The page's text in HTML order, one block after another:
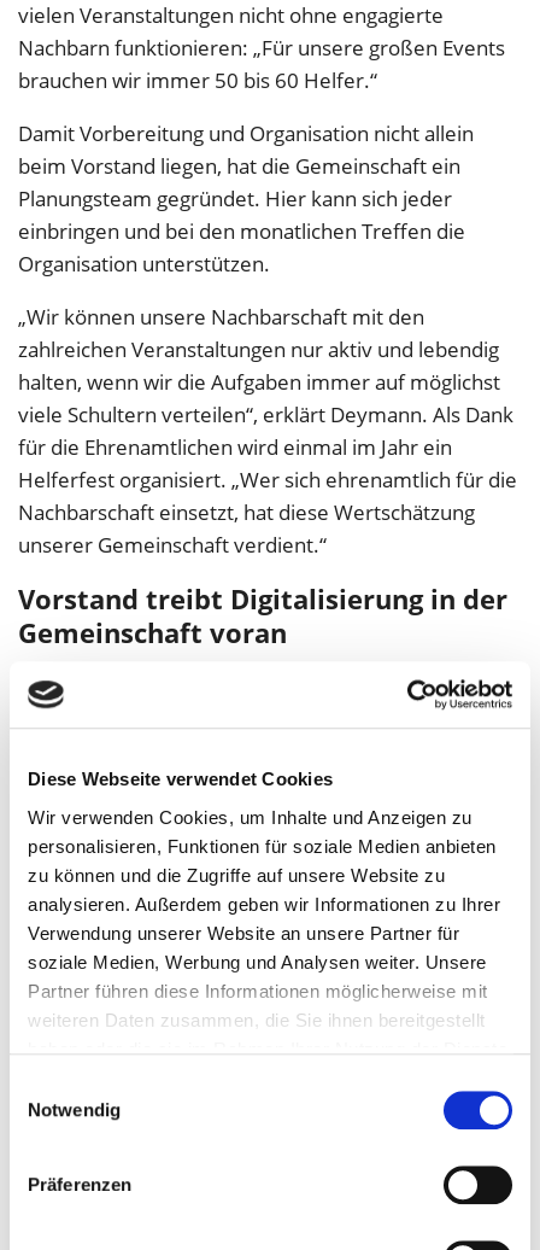
Diese Webseite verwendet Cookies
Wir verwenden Cookies, um Inhalte und Anzeigen zu
personalisieren, Funktionen für soziale Medien anbieten
zu können und die Zugriffe auf unsere Website zu
analysieren. Außerdem geben wir Informationen zu Ihrer
Verwendung unserer Website an unsere Partner für
soziale Medien, Werbung und Analysen weiter. Unsere
Partner führen diese Informationen möglicherweise mit
weiteren Daten zusammen, die Sie ihnen bereitgestellt
Notwendig
Präferenzen
vielen Veranstaltungen nicht ohne engagierte
Nachbarn funktionieren: „Für unsere großen Events
brauchen wir immer 50 bis 60 Helfer.“
Damit Vorbereitung und Organisation nicht allein
beim Vorstand liegen, hat die Gemeinschaft ein
Planungsteam gegründet. Hier kann sich jeder
einbringen und bei den monatlichen Treffen die
Organisation unterstützen.
„Wir können unsere Nachbarschaft mit den
zahlreichen Veranstaltungen nur aktiv und lebendig
halten, wenn wir die Aufgaben immer auf möglichst
viele Schultern verteilen“, erklärt Deymann. Als Dank
für die Ehrenamtlichen wird einmal im Jahr ein
Helferfest organisiert. „Wer sich ehrenamtlich für die
Nachbarschaft einsetzt, hat diese Wertschätzung
unserer Gemeinschaft verdient.“
Vorstand treibt Digitalisierung in der
Gemeinschaft voran
Ein besonderes Projekt hat die Gemeinschaft im
letzten Jahr erfolgreich abgeschlossen. Nach
zentraler Ort für die Lagerung von Geräten und
Materialien geschaffen: Ein Geräte-Container wurde
direkt neben dem zentralen Spielplatz aufgestellt, für
den die Gemeinschaft schon seit einigen Jahren eine
Partnerschaft übernommen hat.
„Nach dreieinhalb Jahren mit Abstimmungen
zwischen uns und der Stadt Dortmund sind wir froh,
unser Material zentral in einem Container am
„Die Mitglieder profitieren davon erheblich, da wir
unsere Geräte kostenfrei verleihen und jetzt nicht
mehr mit dem Auto zu einer angemieteten Garage in